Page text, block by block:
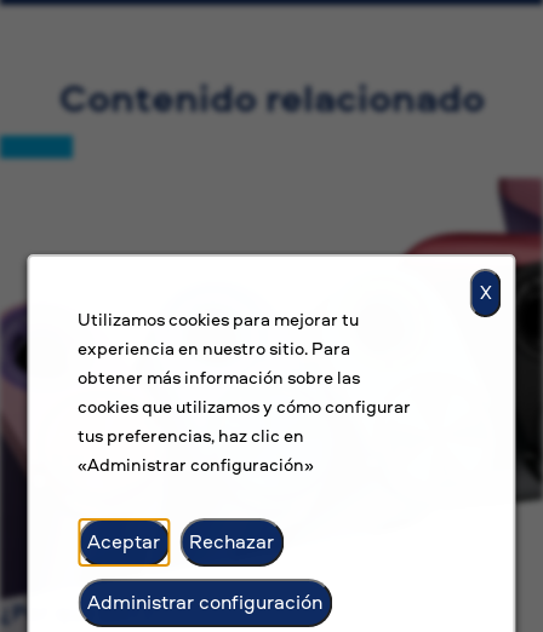
X
Utilizamos cookies para mejorar tu
experiencia en nuestro sitio. Para
obtener más información sobre las
cookies que utilizamos y cómo configurar
tus preferencias, haz clic en
«Administrar configuración»
Aceptar Rechazar
Administrar configuración
Contenido relacionado
¿Por qué BAT?